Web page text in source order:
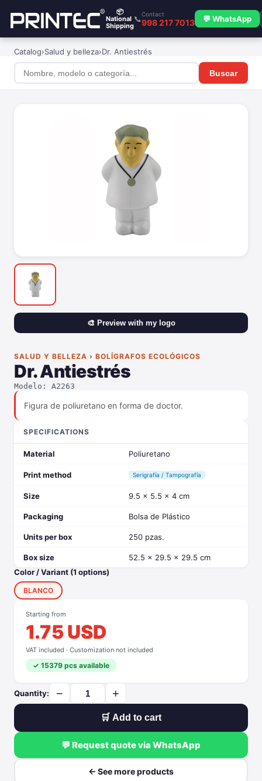
📦
National
Shipping
📞
Contact
998 217 7013 💬 WhatsApp
Catalog›Salud y belleza›Dr. Antiestrés
Buscar
🎨 Preview with my logo
SALUD Y BELLEZA › BOLÍGRAFOS ECOLÓGICOS
Dr. Antiestrés
Modelo: A2263
Figura de poliuretano en forma de doctor.
SPECIFICATIONS
Material Poliuretano
Print method Serigrafía / Tampografía
Size 9.5 x 5.5 x 4 cm
Packaging Bolsa de Plástico
Units per box 250 pzas.
Box size
52.5 x 29.5 x 29.5 cm
Color / Variant (1 options)
BLANCO
Starting from
1.75 USD
VAT included · Customization not included
✓ 15379 pcs available
Quantity: − +
🛒 Add to cart
💬 Request quote via WhatsApp
← See more products